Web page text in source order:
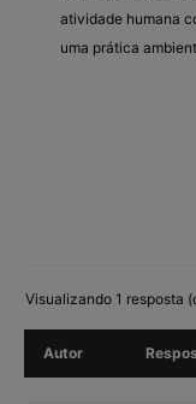
atividade humana
uma prática
Visualizando 1 resposta
Autor